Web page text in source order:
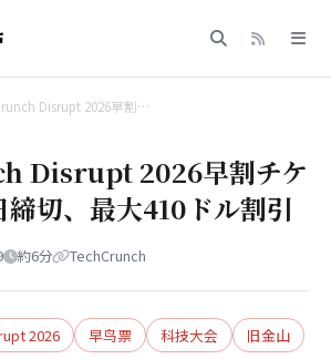
Disrupt 2026早割…
Disrupt 2026早割チケ
締切、最大410ドル割引
約6分 TechCrunch
2026 早鸟票 科技大会 旧金山